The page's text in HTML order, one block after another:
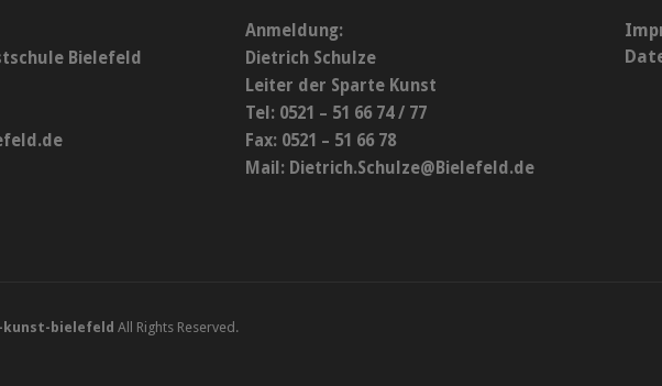
Bielefeld
Anmeldung:
Dietrich Schulze
Leiter der Sparte Kunst
Tel: 0521 – 51 66 74 / 77
Fax: 0521 – 51 66 78
Mail: Dietrich.Schulze@Bielefeld.de
bielefeld All Rights Reserved.